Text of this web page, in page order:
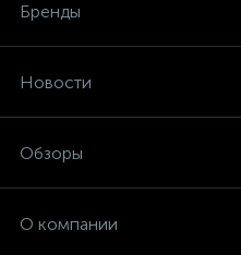
Бренды
Новости
Обзоры
О компании